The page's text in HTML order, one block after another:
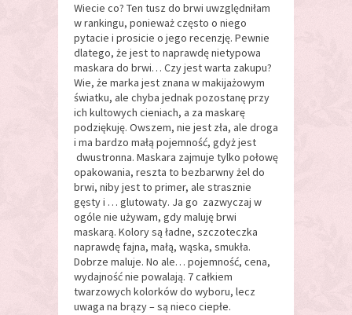
Wiecie co? Ten tusz do brwi uwzględniłam
w rankingu, ponieważ często o niego
pytacie i prosicie o jego recenzję. Pewnie
dlatego, że jest to naprawdę nietypowa
maskara do brwi… Czy jest warta zakupu?
Wie, że marka jest znana w makijażowym
światku, ale chyba jednak pozostanę przy
ich kultowych cieniach, a za maskarę
podziękuję. Owszem, nie jest zła, ale droga
i ma bardzo małą pojemność, gdyż jest
dwustronna. Maskara zajmuje tylko połowę
opakowania, reszta to bezbarwny żel do
brwi, niby jest to primer, ale strasznie
gęsty i … glutowaty. Ja go zazwyczaj w
ogóle nie używam, gdy maluję brwi
maskarą. Kolory są ładne, szczoteczka
naprawdę fajna, małą, wąska, smukła.
Dobrze maluje. No ale… pojemność, cena,
wydajność nie powalają. 7 całkiem
twarzowych kolorków do wyboru, lecz
uwaga na brązy – są nieco ciepłe.